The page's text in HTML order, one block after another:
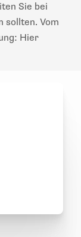
Sie bei
sollten. Vom
Hier